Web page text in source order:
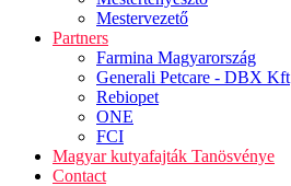
Mestervezető
Partners
Farmina Magyarország
Generali Petcare - DBX Kft
Rebiopet
ONE
FCI
Magyar kutyafajták Tanösvénye
Contact